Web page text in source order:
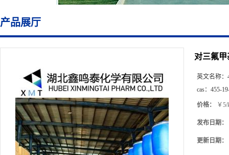
产品展厅
对三氟
英文名称：
cas： 455-
价格： ￥5/
发布日期：
更新日期：